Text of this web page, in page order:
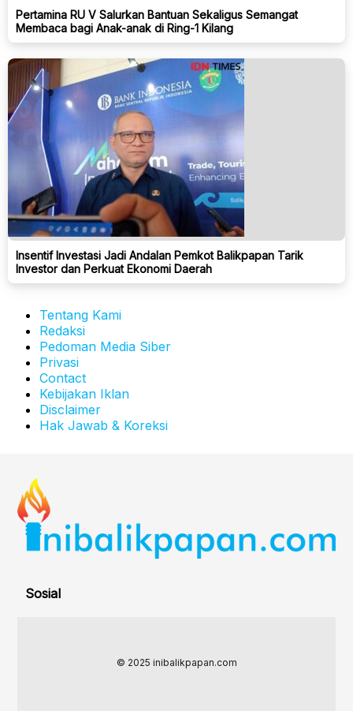
Pertamina RU V Salurkan Bantuan Sekaligus Semangat
Membaca bagi Anak-anak di Ring-1 Kilang
Insentif Investasi Jadi Andalan Pemkot Balikpapan Tarik
Investor dan Perkuat Ekonomi Daerah
Tentang Kami
Redaksi
Pedoman Media Siber
Privasi
Contact
Kebijakan Iklan
Disclaimer
Hak Jawab & Koreksi
Sosial
© 2025 inibalikpapan.com